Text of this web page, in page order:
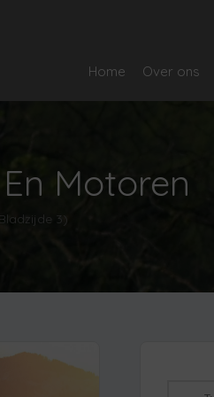
Home Over ons
Motoren
3)